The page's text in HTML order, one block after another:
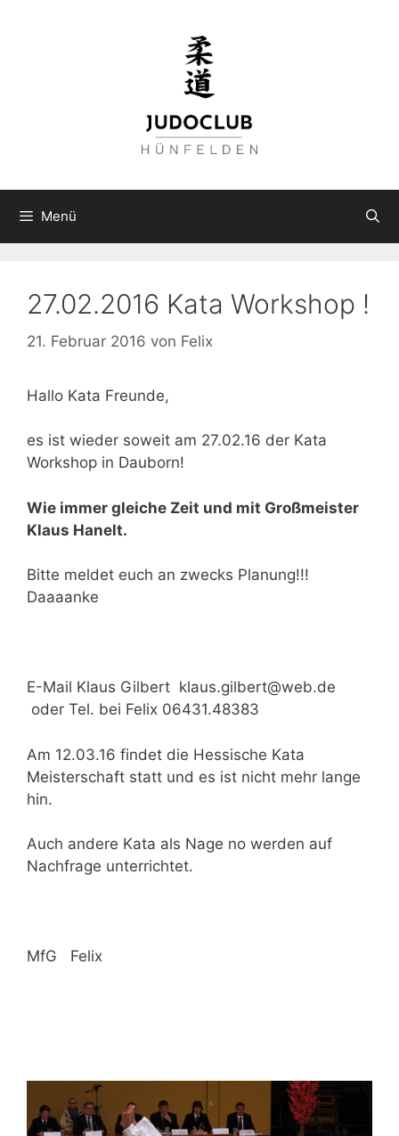
Menü
27.02.2016 Kata Workshop !
21. Februar 2016 von Felix
Hallo Kata Freunde,
es ist wieder soweit am 27.02.16 der Kata
Workshop in Dauborn!
Wie immer gleiche Zeit und mit Großmeister
Klaus Hanelt.
Bitte meldet euch an zwecks Planung!!!
Daaaanke
E-Mail Klaus Gilbert klaus.gilbert@web.de
oder Tel. bei Felix 06431.48383
Am 12.03.16 findet die Hessische Kata
Meisterschaft statt und es ist nicht mehr lange
hin.
Auch andere Kata als Nage no werden auf
Nachfrage unterrichtet.
MfG Felix